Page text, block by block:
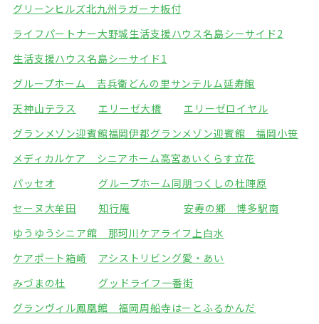
グリーンヒルズ北九州ラガーナ板付
ライフパートナー大野城生活支援ハウス名島シーサイド2
生活支援ハウス名島シーサイド1
グループホーム 吉兵衛どんの里 サンテルム延寿館
天神山テラス
エリーゼ大橋
エリーゼロイヤル
グランメゾン迎賓館福岡伊都グランメゾン迎賓館 福岡小笹
メディカルケア シニアホーム高宮あいくらす立花
パッセオ
グループホーム同朋つくしの杜陣原
セーヌ大牟田
知行庵
安寿の郷 博多駅南
ゆうゆうシニア館 那珂川 ケアライフ上白水
ケアポート箱崎
アシストリビング愛・あい
みづまの杜
グッドライフ一番街
グランヴィル鳳凰館 福岡周船寺はーとふるかんだ